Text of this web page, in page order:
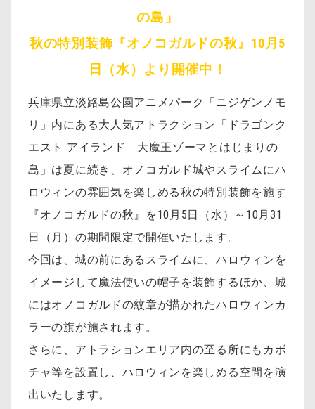
の島」
秋の特別装飾『オノコガルドの秋』10月5
日（水）より開催中！
兵庫県立淡路島公園アニメパーク「ニジゲンノモ
リ」内にある大人気アトラクション「ドラゴンク
エスト アイランド 大魔王ゾーマとはじまりの
島」は夏に続き、オノコガルド城やスライムにハ
ロウィンの雰囲気を楽しめる秋の特別装飾を施す
『オノコガルドの秋』を10月5日（水）～10月31
日（月）の期間限定で開催いたします。
今回は、城の前にあるスライムに、ハロウィンを
イメージして魔法使いの帽子を装飾するほか、城
にはオノコガルドの紋章が描かれたハロウィンカ
ラーの旗が施されます。
さらに、アトラションエリア内の至る所にもカボ
チャ等を設置し、ハロウィンを楽しめる空間を演
出いたします。